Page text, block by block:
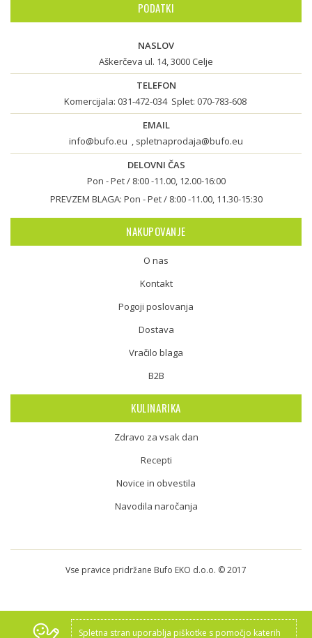
PODATKI
NASLOV
Aškerčeva ul. 14, 3000 Celje
TELEFON
Komercijala: 031-472-034Splet: 070-783-608
EMAIL
info@bufo.eu , spletnaprodaja@bufo.eu
DELOVNI ČAS
Pon - Pet / 8:00 -11.00, 12.00-16:00
PREVZEM BLAGA: Pon - Pet / 8:00 -11.00, 11.30-15:30
NAKUPOVANJE
O nas
Kontakt
Pogoji poslovanja
Dostava
Vračilo blaga
B2B
KULINARIKA
Zdravo za vsak dan
Recepti
Novice in obvestila
Navodila naročanja
Vse pravice pridržane Bufo EKO d.o.o. © 2017
Spletna stran uporablja piškotke s pomočjo katerih